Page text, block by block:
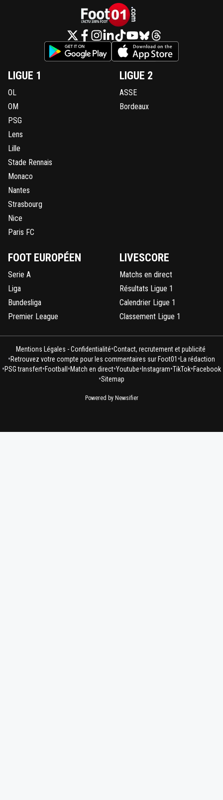
LIGUE 1
OL
OM
PSG
Lens
Lille
Stade Rennais
Monaco
Nantes
Strasbourg
Nice
Paris FC
LIGUE 2
ASSE
Bordeaux
FOOT EUROPÉEN
Serie A
Liga
Bundesliga
Premier League
LIVESCORE
Matchs en direct
Résultats Ligue 1
Calendrier Ligue 1
Classement Ligue 1
Mentions Légales - Confidentialité•Contact, recrutement et publicité
•Retrouvez votre compte pour les commentaires sur Foot01 •La rédaction
•PSG transfert•Football •Match en direct•Youtube• Instagram•TikTok•Facebook
•Sitemap
Powered by Newsifier